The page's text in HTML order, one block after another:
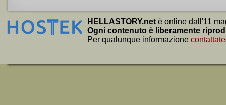
HELLASTORY.net è online dall'11
Ogni contenuto è liberamente
Per qualunque informazione